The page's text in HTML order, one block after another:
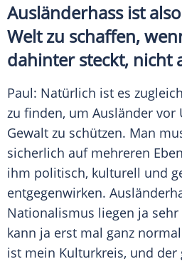
Ausländerhass ist
Welt zu schaffen,
dahinter steckt, nicht
Paul: Natürlich ist es
zu finden, um Ausländer vor
Gewalt zu schützen. Man
sicherlich auf mehreren
ihm politisch, kulturell und
entgegenwirken.
Nationalismus liegen ja
kann ja erst mal ganz
ist mein Kulturkreis, und der